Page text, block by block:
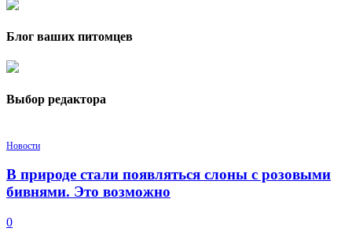
Блог ваших питомцев
Выбор редактора
Новости
В природе стали появляться слоны с розовыми
бивнями. Это возможно
0